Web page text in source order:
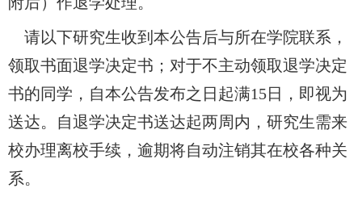
请以下研究生收到本公告后与所在学院联系，
领取书面退学决定书；对于不主动领取退学决定
书的同学，自本公告发布之日起满15日，即视为
送达。自退学决定书送达起两周内，研究生需来
校办理离校手续，逾期将自动注销其在校各种关
系。